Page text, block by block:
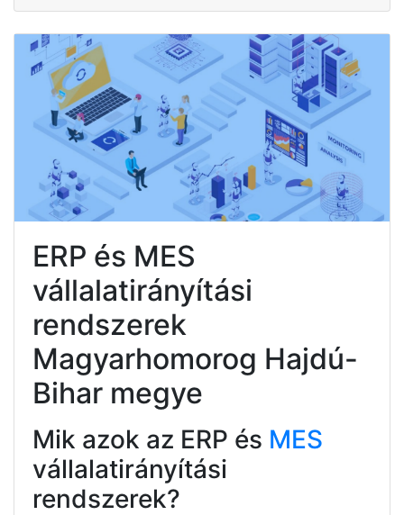
ERP és MES
vállalatirányítási
rendszerek
Magyarhomorog Hajdú-
Bihar megye
Mik azok az ERP és MES
vállalatirányítási
rendszerek?